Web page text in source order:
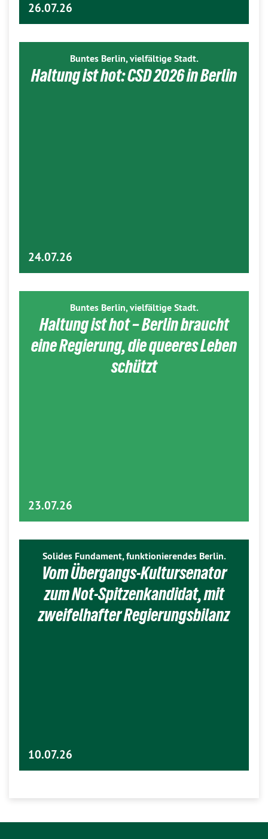
26.07.26
Buntes Berlin, vielfältige Stadt.
Haltung ist hot: CSD 2026 in Berlin
24.07.26
Buntes Berlin, vielfältige Stadt.
Haltung ist hot – Berlin braucht
eine Regierung, die queeres Leben
schützt
23.07.26
Solides Fundament, funktionierendes Berlin.
Vom Übergangs-Kultursenator
zum Not-Spitzenkandidat, mit
zweifelhafter Regierungsbilanz
10.07.26